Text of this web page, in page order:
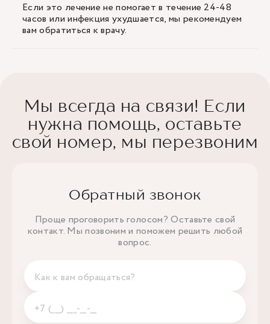
Если это лечение не помогает в течение 24-48
часов или инфекция ухудшается, мы рекомендуем
вам обратиться к врачу.
Мы всегда на связи! Если
нужна помощь, оставьте
свой номер, мы перезвоним
Обратный звонок
Проще проговорить голосом? Оставьте свой
контакт. Мы позвоним и поможем решить любой
вопрос.